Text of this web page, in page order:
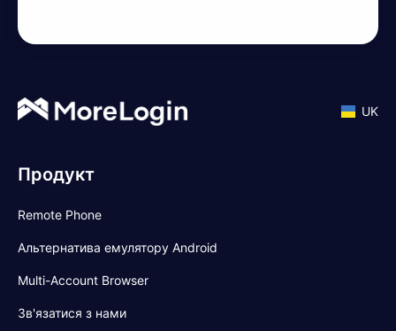
UK
Продукт
Remote Phone
Альтернатива емулятору Android
Multi-Account Browser
Зв'язатися з нами